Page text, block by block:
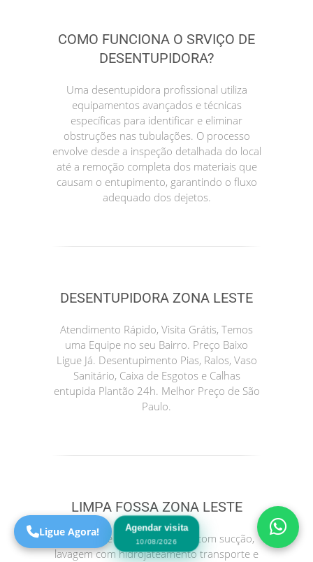
COMO FUNCIONA O SRVIÇO DE
DESENTUPIDORA?
Uma desentupidora profissional utiliza
equipamentos avançados e técnicas
específicas para identificar e eliminar
obstruções nas tubulações. O processo
envolve desde a inspeção detalhada do local
até a remoção completa dos materiais que
causam o entupimento, garantindo o fluxo
adequado dos dejetos.
DESENTUPIDORA ZONA LESTE
Atendimento Rápido, Visita Grátis, Temos
uma Equipe no seu Bairro. Preço Baixo
Ligue Já. Desentupimento Pias, Ralos, Vaso
Sanitário, Caixa de Esgotos e Calhas
entupida Plantão 24h. Melhor Preço de São
Paulo.
LIMPA FOSSA ZONA LESTE
Serviços de limpeza de fossa com sucção,
lavagem com hidrojateamento transporte e
Agendar visita
10/08/2026
Ligue Agora!